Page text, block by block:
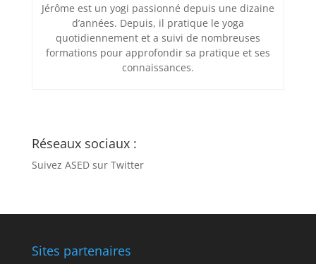
Jérôme est un yogi passionné depuis une dizaine
d’années. Depuis, il pratique le yoga
quotidiennement et a suivi de nombreuses
formations pour approfondir sa pratique et ses
connaissances.
Réseaux sociaux :
Suivez ASED sur Twitter
Sites partenaires